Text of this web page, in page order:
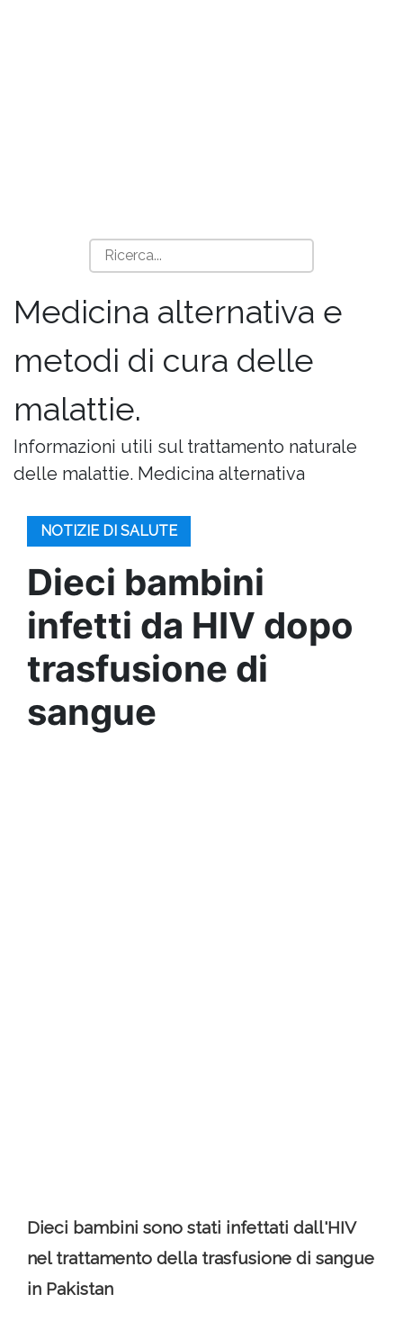
Medicina alternativa e
metodi di cura delle
malattie.
Informazioni utili sul trattamento naturale
delle malattie. Medicina alternativa
NOTIZIE DI SALUTE
Dieci bambini
infetti da HIV dopo
trasfusione di
sangue
Dieci bambini sono stati infettati dall'HIV
nel trattamento della trasfusione di sangue
in Pakistan